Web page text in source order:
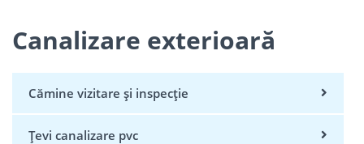
Canalizare exterioară
Cămine vizitare și inspecție
Țevi canalizare pvc